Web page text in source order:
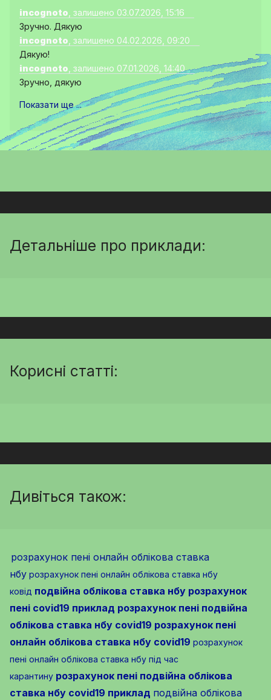
incognoto , залишено 03.07.2026, 15:16
Зручно. Дякую
incognoto , залишено 04.02.2026, 09:20
Дякую!
incognoto , залишено 07.01.2026, 14:40
Зручно, дякую
Показати ще ...
Детальніше про приклади:
Корисні статті:
Дивіться також:
розрахунок пені онлайн облікова ставка
нбу розрахунок пені онлайн облікова ставка нбу
ковід подвійна облікова ставка нбу розрахунок
пені covid19 приклад розрахунок пені подвійна
облікова ставка нбу covid19 розрахунок пені
онлайн облікова ставка нбу covid19 розрахунок
пені онлайн облікова ставка нбу під час
карантину розрахунок пені подвійна облікова
ставка нбу covid19 приклад подвійна облікова